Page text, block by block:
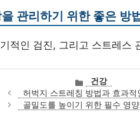
관리하기 위한 좋은 방
적인 검진, 그리고 스트레스
카
테
고
건강
허벅지 스트레칭 방법과 효과적
골밀도를 높이기 위한 필수 영